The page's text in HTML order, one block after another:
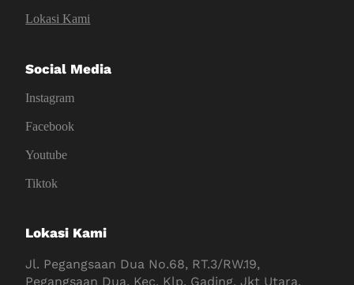
Lokasi Kami
Social Media
Instagram
Facebook
Youtube
Tiktok
Lokasi Kami
Jl. Pegangsaan Dua No.68, RT.3/RW.19,
Pegangsaan Dua, Kec. Klp. Gading, Jkt Utara,